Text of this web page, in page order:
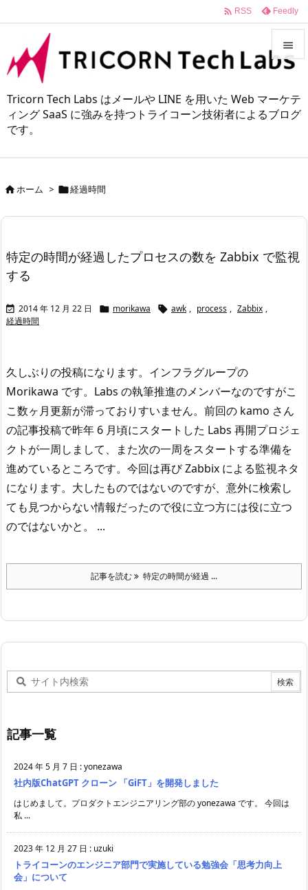
Tricorn Tech Labs はメールや LINE を用いた Web マーケテ
ィング SaaS に強みを持つトライコーン技術者によるブログ
です。



 RSS Feedly
ホーム > 経過時間
特定の時間が経過したプロセスの数を Zabbix で監視
する
 2014 年 12 月 22 日  morikawa  awk , process , Zabbix ,
経過時間
久しぶりの投稿になります。インフラグループの
Morikawa です。 Labs の執筆推進のメンバーなのですがこ
こ数ヶ月更新が滞っておりすいません。 前回の kamo さん
の記事投稿で昨年 6 月頃にスタートした Labs 再開プロジェ
クトが一周しまして、また次の一周をスタートする準備を
進めているところです。 今回は再び Zabbix による監視ネタ
になります。大したものではないのですが、意外に検索し
ても見つからない情報だったので役に立つ方には役に立つ
のではないかと。 ...
記事を読む 特定の時間が経過 ...
記事一覧
2024 年 5 月 7 日 :yonezawa
社内版ChatGPT クローン 「GiFT」を開発しました
はじめまして。プロダクトエンジニアリング部の yonezawa です。 今回は
私 ...
2023 年 12 月 27 日 : uzuki
トライコーンのエンジニア部門で実施している勉強会「思考力向上
会」について